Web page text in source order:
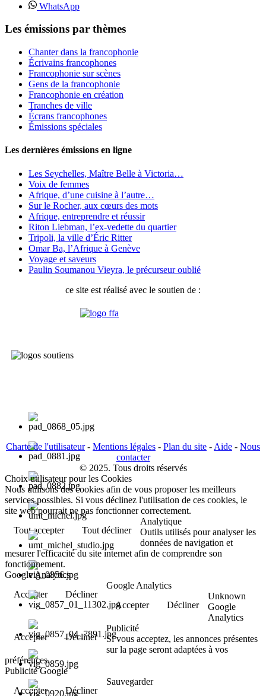
WhatsApp
Les émissions par thèmes
Chanter dans la francophonie
Écrivains francophones
Francophonie sur scènes
Gens de la francophonie
Francophonie en création
Tranches de ville
Écrans francophones
Émissions spéciales
Les dernières émissions en ligne
Les Seychelles, Maître Belle à Victoria…
Voix de femmes
Afrique, d’une cuisine à l’autre…
Sur le Rocher, aux cœurs des mots
Afrique, entreprendre et réussir
Riton Liebman, l’ex-vedette du quartier
Tripoli, la ville d’Éric Ritter
Omar Ba, l’Afrique à Genève
Voyage et saveurs
Paulin Soumanou Vieyra, le précurseur oublié
ce site est réalisé avec le soutien de :
Charte de l'utilisateur- Mentions légales - Plan du site - Aide - Nous
contacter
© 2025. Tous droits réservés
Choix utilisateur pour les Cookies
Nous utilisons des cookies afin de vous proposer les meilleurs
services possibles. Si vous déclinez l'utilisation de ces cookies, le
site web pourrait ne pas fonctionner correctement.
Tout accepter
Tout décliner
Analytique
Outils utilisés pour analyser les
données de navigation et
mesurer l'efficacité du site internet afin de comprendre son
fonctionnement.
Google Analytics
Accepter
Décliner
Google Analytics
Accepter
Décliner
Unknown
Google
Analytics
Accepter
Décliner
Publicité
Si vous acceptez, les annonces présentes
sur la page seront adaptées à vos
préférences.
Publicité Google
Accepter
Décliner
Sauvegarder